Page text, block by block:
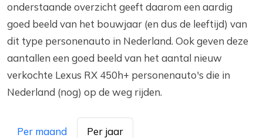
onderstaande overzicht geeft daarom een aardig
goed beeld van het bouwjaar (en dus de leeftijd) van
dit type personenauto in Nederland. Ook geven deze
aantallen een goed beeld van het aantal nieuw
verkochte Lexus RX 450h+ personenauto's die in
Nederland (nog) op de weg rijden.
Per maand Per jaar